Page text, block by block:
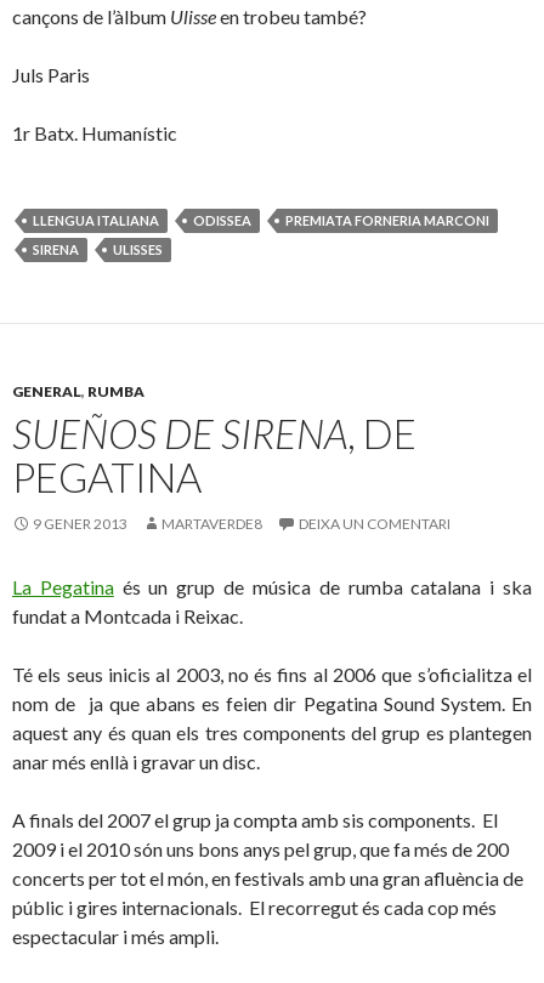
cançons de l’àlbum Ulisseen trobeu també?
Juls Paris
1r Batx. Humanístic
LLENGUA ITALIANA ODISSEA
PREMIATA FORNERIA MARCONI
SIRENA
ULISSES
GENERAL, RUMBA
SUEÑOS DE SIRENA, DE
PEGATINA
9 GENER 2013 MARTAVERDE8 DEIXA UN COMENTARI
La Pegatinaés un grup de música de rumba catalana i ska
fundat a Montcada i Reixac.
Té els seus inicis al 2003, no és fins al 2006 que s’oficialitza el
nom de
ja que abans es feien dir Pegatina Sound System. En
aquest any és quan els tres components del grup es plantegen
anar més enllà i gravar un disc.
A finals del 2007 el grup ja compta amb sis components. El
2009 i el 2010 són uns bons anys pel grup, que fa més de 200
concerts per tot el món, en festivals amb una gran afluència de
públic i gires internacionals. El recorregut és cada cop més
espectacular i més ampli.